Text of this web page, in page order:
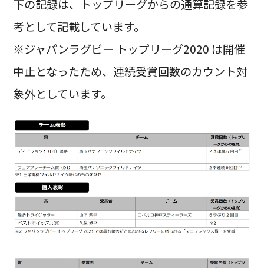
下の記録は、トップリーグからの通算記録を参
考として記載しています。
※ジャパンラグビー トップリーグ2020 は開催
中止となったため、連続受賞回数のカウント対
象外としています。